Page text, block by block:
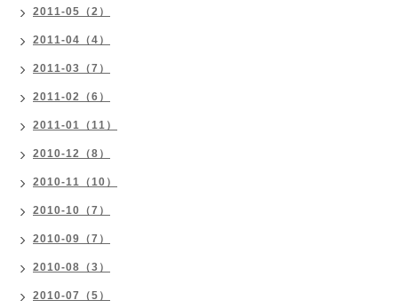
2011-05（2）
2011-04（4）
2011-03（7）
2011-02（6）
2011-01（11）
2010-12（8）
2010-11（10）
2010-10（7）
2010-09（7）
2010-08（3）
2010-07（5）